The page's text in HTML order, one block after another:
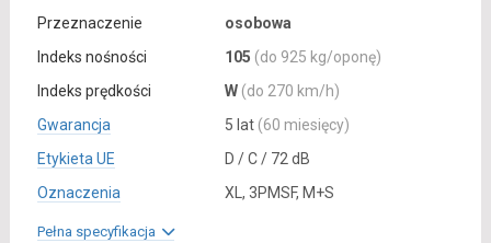
Przeznaczenie
osobowa
Indeks nośności
105 (do 925 kg/oponę)
Indeks prędkości
W (do 270 km/h)
Gwarancja
5 lat (60 miesięcy)
Etykieta UE
D / C / 72 dB
Oznaczenia
XL, 3PMSF, M+S
Pełna specyfikacja